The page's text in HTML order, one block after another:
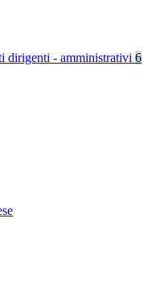
dirigenti - amministrativi 6